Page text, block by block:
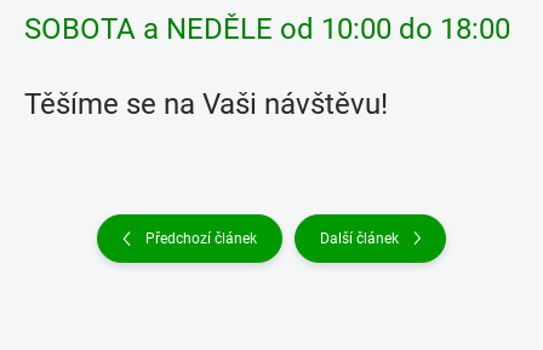
SOBOTA a NEDĚLE od 10:00 do 18:00
Těšíme se na Vaši návštěvu!
Předchozí článek Další článek